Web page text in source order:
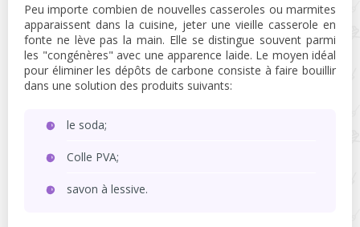
Peu importe combien de nouvelles casseroles ou marmites
apparaissent dans la cuisine, jeter une vieille casserole en
fonte ne lève pas la main. Elle se distingue souvent parmi
les "congénères" avec une apparence laide. Le moyen idéal
pour éliminer les dépôts de carbone consiste à faire bouillir
dans une solution des produits suivants:
le soda;
Colle PVA;
savon à lessive.